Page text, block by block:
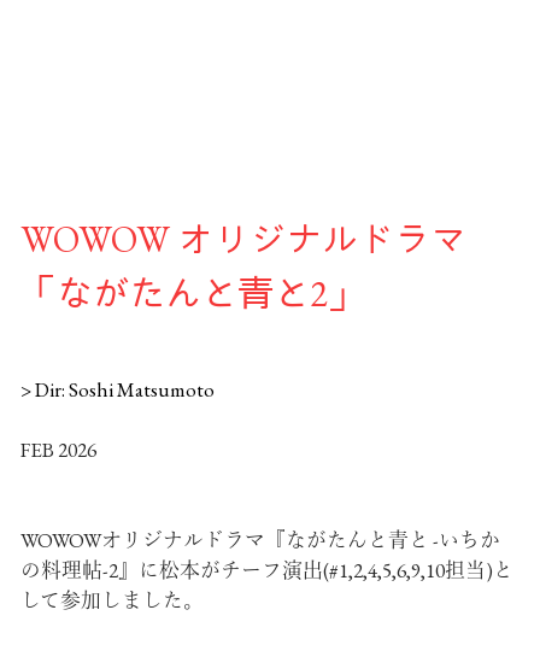
WOWOW オリジナルドラマ
「ながたんと青と2」
> Dir: Soshi Matsumoto
FEB 2026
WOWOWオリジナルドラマ『ながたんと青と -いちか
の料理帖-2』に松本がチーフ演出(#1,2,4,5,6,9,10担当)と
して参加しました。